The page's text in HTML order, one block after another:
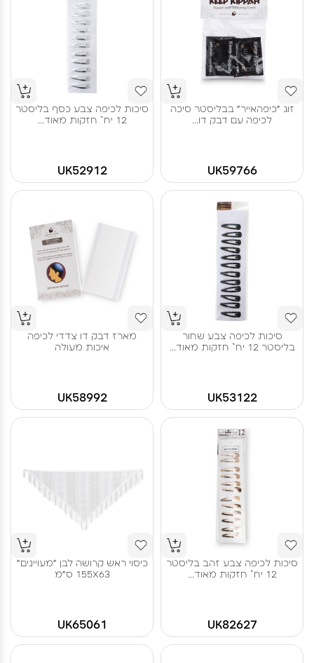
זוג "כיפהאייר" בבליסטר סיכה
לכיפה עם דבק דו...
UK59766
סיכות לכיפה צבע כסף בליסטר
12 יח` חזקות מאוד...
UK52912
סיכות לכיפה צבע שחור
בליסטר 12 יח` חזקות מאוד...
UK53122
מארז דבק דו צדדי לכיפה
איכות מעולה
UK58992
סיכות לכיפה צבע זהב בליסטר
12 יח` חזקות מאוד...
UK82627
כיסוי ראש קרושה לבן "מעויינים"
155X63 ס"מ
UK65061